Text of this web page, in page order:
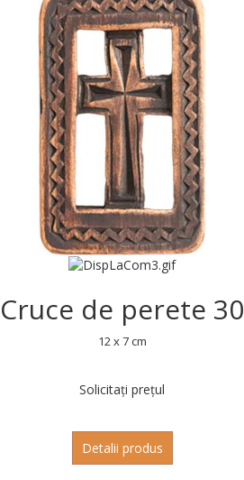
Cruce de perete 30
12 x 7 cm
Solicitați prețul
Detalii produs